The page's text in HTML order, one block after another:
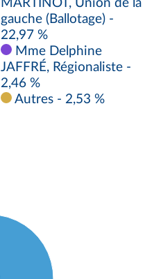
MARTINOT, Union de la
gauche (Ballotage) -
22,97 %
Mme Delphine
JAFFRÉ, Régionaliste -
2,46 %
Autres - 2,53 %